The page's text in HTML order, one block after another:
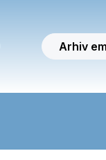
Arhiv